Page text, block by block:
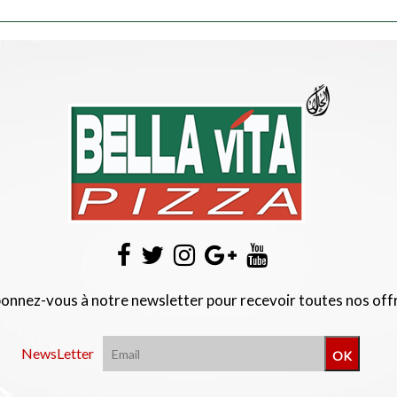
vous à notre newsletter pour recevoir toutes nos
NewsLetter OK